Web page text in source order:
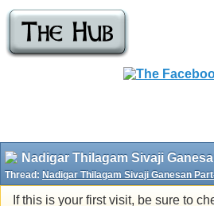
Nadigar Thilagam Sivaji
Thread: Nadigar Thilagam Sivaji Ganesan
If this is your first visit, be sure to